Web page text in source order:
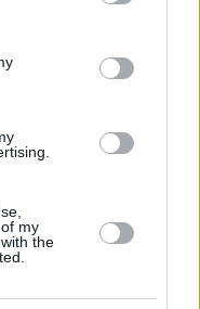
third-party tags to
in below Google
my
the